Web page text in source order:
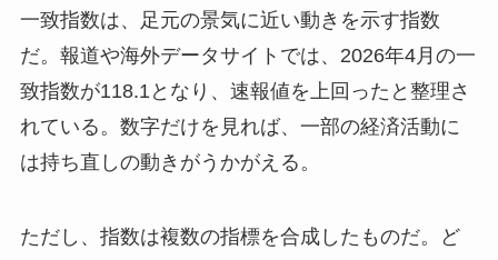
一致指数は、足元の景気に近い動きを示す指数
だ。報道や海外データサイトでは、2026年4月の一
致指数が118.1となり、速報値を上回ったと整理さ
れている。数字だけを見れば、一部の経済活動に
は持ち直しの動きがうかがえる。
ただし、指数は複数の指標を合成したものだ。ど